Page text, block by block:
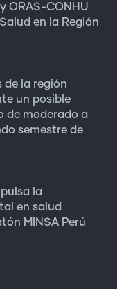
ORAS-CONHU
en la Región
de la región
un posible
de moderado a
semestre de
la
en salud
MINSA Perú